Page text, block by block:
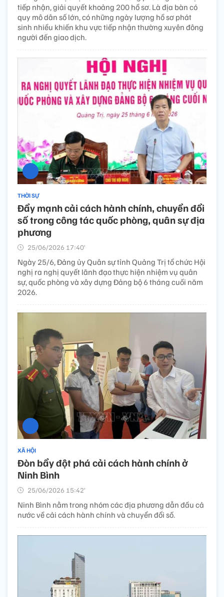
tiếp nhận, giải quyết khoảng 200 hồ sơ. Là địa bàn có
quy mô dân số lớn, có những ngày lượng hồ sơ phát
sinh nhiều khiến khu vực tiếp nhận thường xuyên đông
người đến giao dịch.
THỜI SỰ
Đẩy mạnh cải cách hành chính, chuyển đổi
số trong công tác quốc phòng, quân sự địa
phương
25/06/2026 17:40’
Ngày 25/6, Đảng ủy Quân sự tỉnh Quảng Trị tổ chức Hội
nghị ra nghị quyết lãnh đạo thực hiện nhiệm vụ quân
sự, quốc phòng và xây dựng Đảng bộ 6 tháng cuối năm
2026.
XÃ HỘI
Đòn bẩy đột phá cải cách hành chính ở
Ninh Bình
25/06/2026 15:42’
Ninh Bình nằm trong nhóm các địa phương dẫn đầu cả
nước về cải cách hành chính và chuyển đổi số.